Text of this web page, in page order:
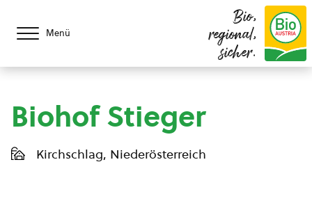
Menü
Bio,
regional,
sicher.
Biohof Stieger
Kirchschlag, Niederösterreich